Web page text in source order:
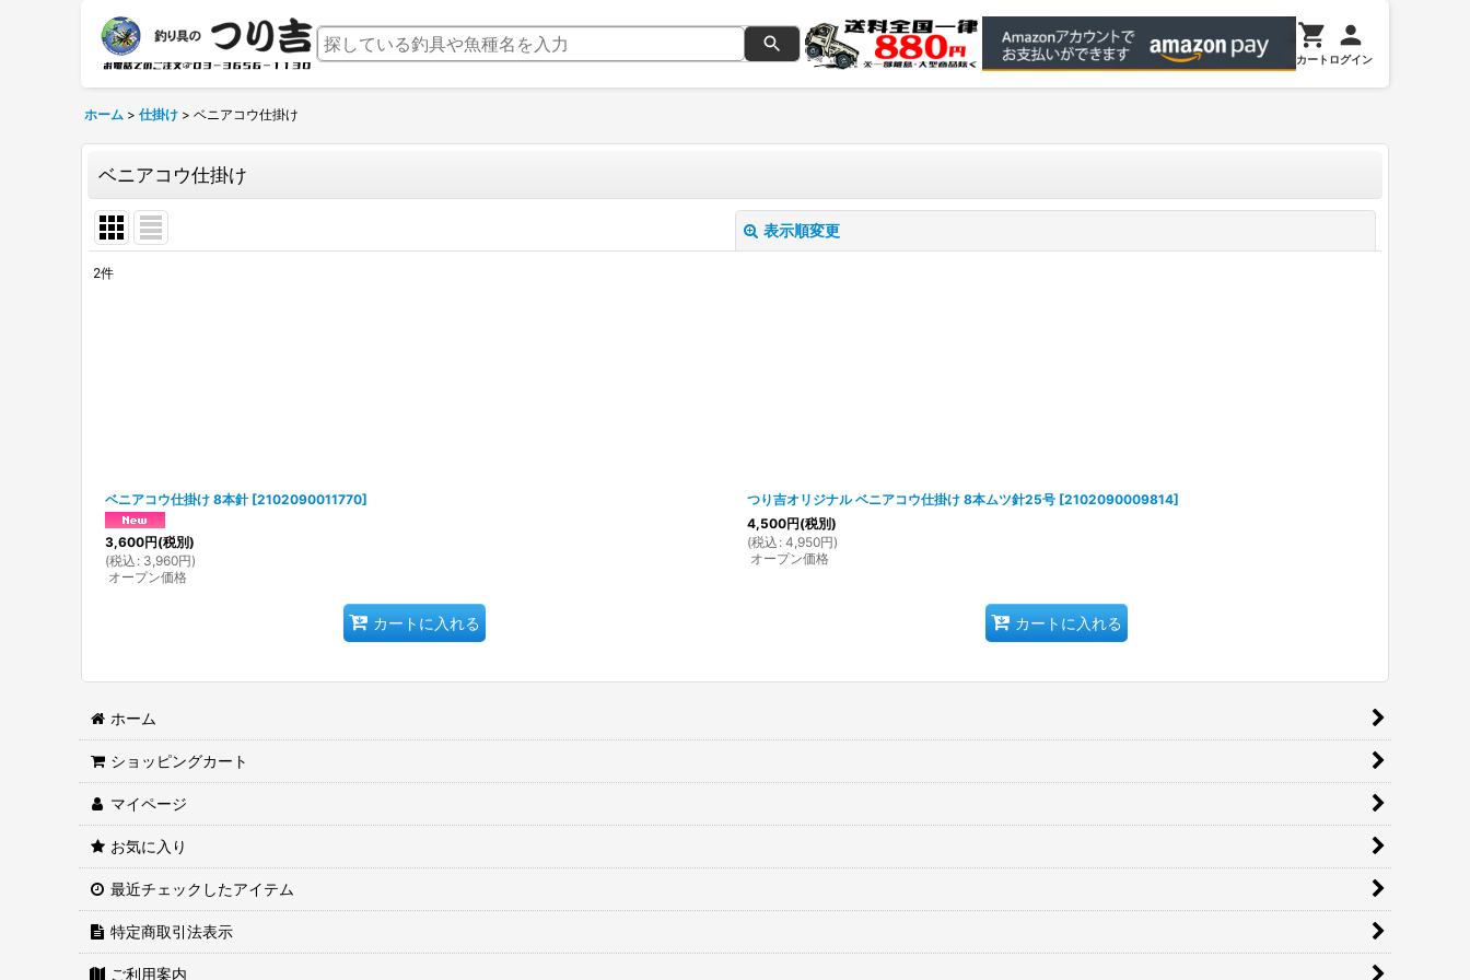
カート ログイン
ホーム > 仕掛け > ベニアコウ仕掛け
ベニアコウ仕掛け
表示順変更
2件
ベニアコウ仕掛け 8本針 [2102090011770]
3,600円(税別)
(税込 : 3,960円)
オープン価格
カートに入れる
つり吉オリジナル ベニアコウ仕掛け 8本ムツ針25号 [2102090009814]
4,500円(税別)
(税込 : 4,950円)
オープン価格
カートに入れる
ホーム
ショッピングカート
マイページ
お気に入り
最近チェックしたアイテム
特定商取引法表示
ご利用案内